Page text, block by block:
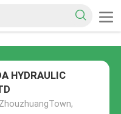
HYDRAULIC